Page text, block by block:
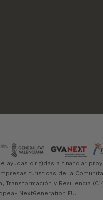
ayudas dirigidas a financiar
turisticas de la
y Resiliencia
NextGeneration EU.